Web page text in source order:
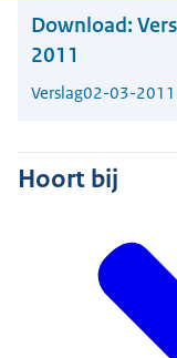
Download:
2011
Verslag02-03-2011
Hoort bij